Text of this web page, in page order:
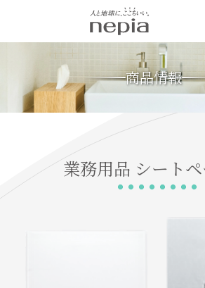
商品情報
業務用品 シート